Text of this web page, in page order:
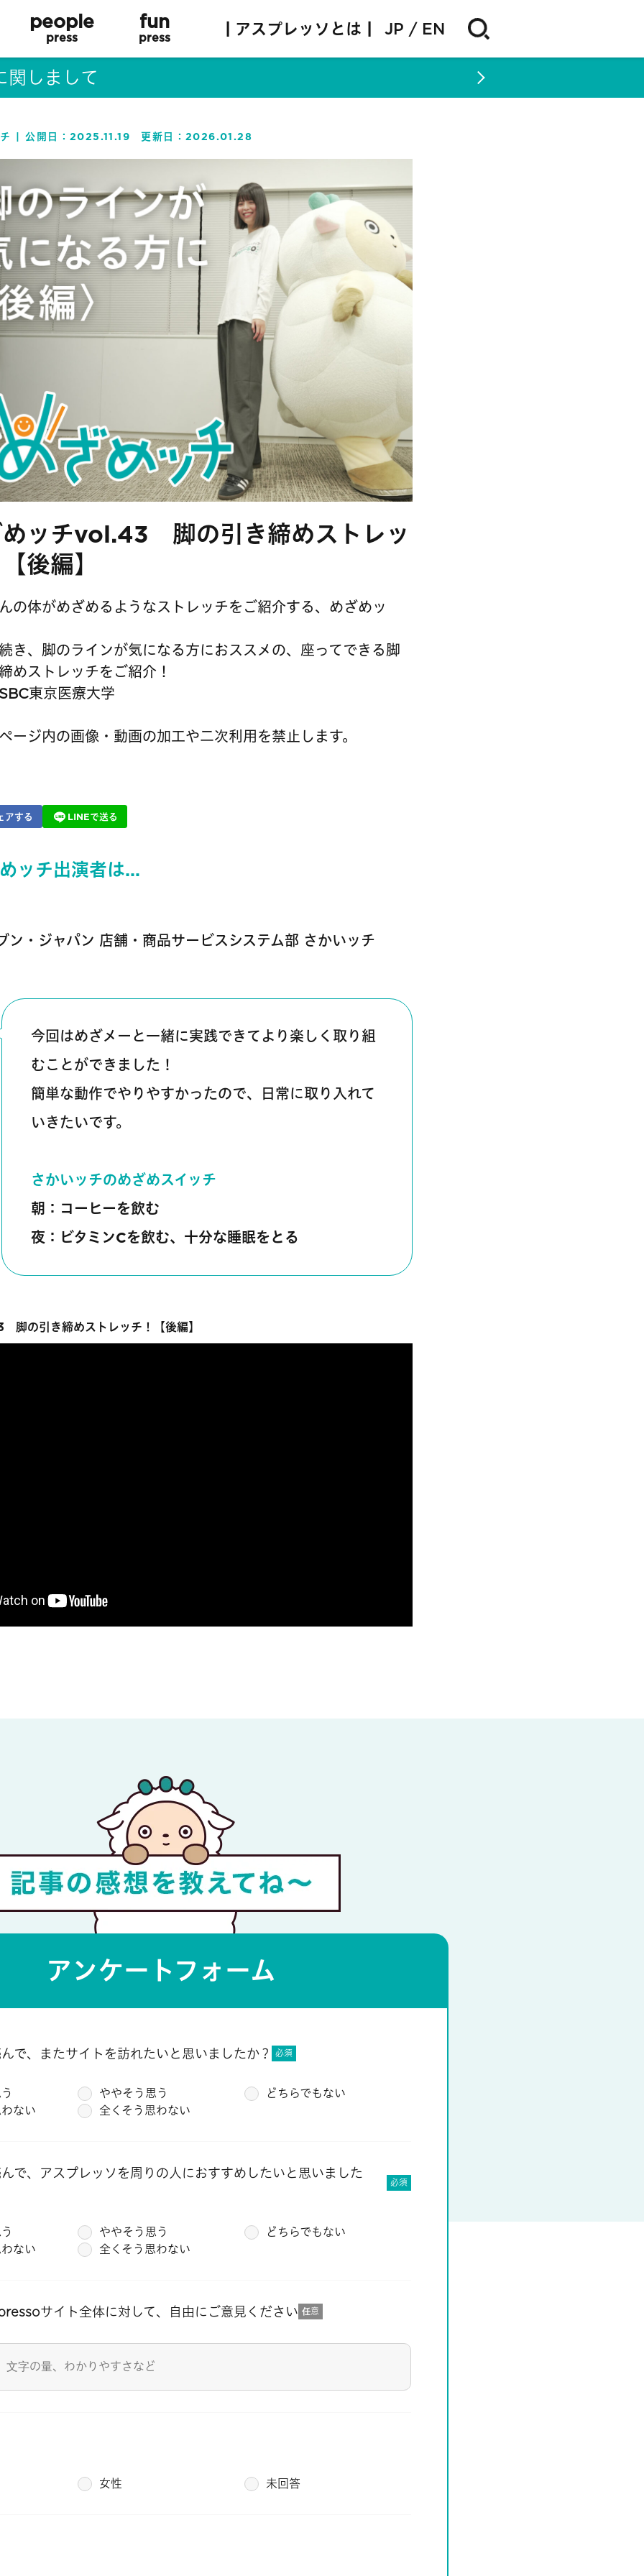
people
press
fun
press | アスプレッソとは | JP EN
関しまして
公開日：2025.11.19 更新日：2026.01.28
めッチvol.43 脚の引き締めストレッ
後編】
の体がめざめるようなストレッチをご紹介する、めざめッ
き、脚のラインが気になる方におススメの、座ってできる脚
めストレッチをご紹介！
東京医療大学
ージ内の画像・動画の加工や二次利用を禁止します。
アする LINEで送る
ッチ出演者は…
・ジャパン 店舗・商品サービスシステム部 さかいッチ
今回はめざメーと一緒に実践できてより楽しく取り組
むことができました！
簡単な動作でやりやすかったので、日常に取り入れて
いきたいです。
さかいッチのめざめスイッチ
朝：コーヒーを飲む
夜：ビタミンCを飲む、十分な睡眠をとる
の引き締めストレッチ！【後編】
アンケートフォーム
で、またサイトを訪れたいと思いましたか？ 必須
ややそう思う
どちらでもない
ない
全くそう思わない
で、アスプレッソを周りの人におすすめしたいと思いました
必須
ややそう思う
どちらでもない
ない
全くそう思わない
サイト全体に対して、自由にご意見ください 任意
女性 未回答